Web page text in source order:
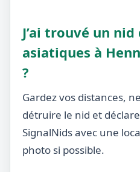
J’ai trouvé un
asiatiques à
?
Gardez vos distances,
détruire le nid et
SignalNids avec une
photo si possible.